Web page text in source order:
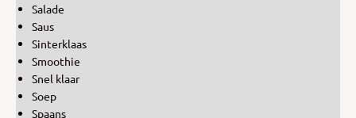
Salade
Saus
Sinterklaas
Smoothie
Snel klaar
Soep
Spaans